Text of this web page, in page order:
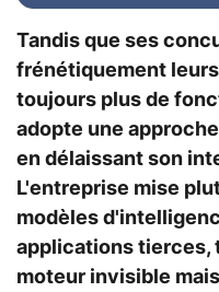
Tandis que ses
frénétiquement
toujours plus de
adopte une
en délaissant son
L'entreprise mise
modèles
applications tierces,
moteur invisible